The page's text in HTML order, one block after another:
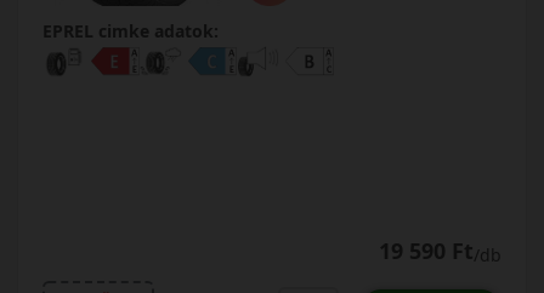
EPREL cimke adatok:
19 590 Ft/db